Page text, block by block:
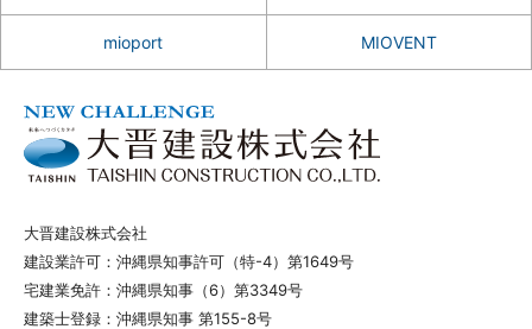
mioport MIOVENT
大晋建設株式会社
建設業許可：沖縄県知事許可（特-4）第1649号
宅建業免許：沖縄県知事（6）第3349号
建築士登録：沖縄県知事 第155-8号